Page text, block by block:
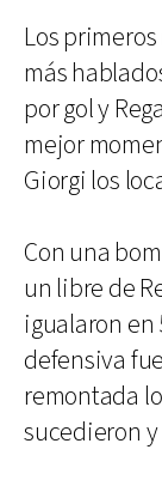
Los
más
por gol y
mejor
Giorgi los
Con una
un libre de
igualaron en
defensiva
remontada
sucedieron